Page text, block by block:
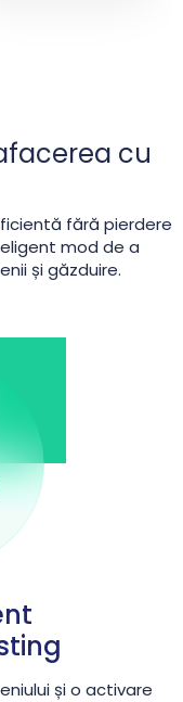
cu
fără pierdere
mod de a
și găzduire.
și o activare